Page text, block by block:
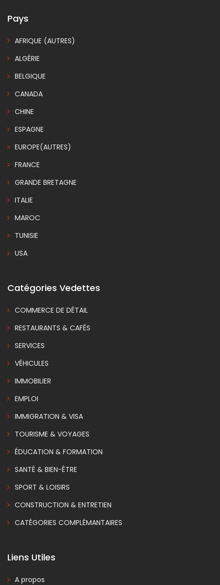
Pays
AFRIQUE (AUTRES)
ALGÉRIE
BELGIQUE
CANADA
CHINE
ESPAGNE
EUROPE(AUTRES)
FRANCE
GRANDE BRETAGNE
ITALIE
MAROC
TUNISIE
USA
Catégories Vedettes
COMMERCE DE DÉTAIL
RESTAURANTS & CAFÉS
SERVICES
VÉHICULES
IMMOBILIER
EMPLOI
IMMIGRATION & VISA
TOURISME & VOYAGES
ÉDUCATION & FORMATION
SANTÉ & BIEN-ÊTRE
SPORT & LOISIRS
CONSTRUCTION & ENTRETIEN
CATÉGORIES COMPLÉMANTAIRES
Liens Utiles
A propos